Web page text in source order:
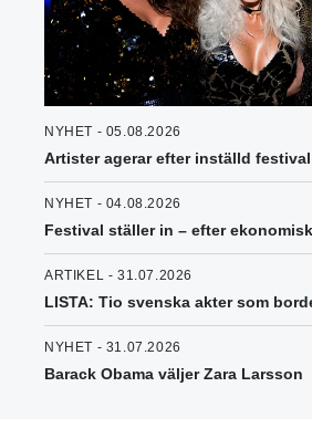
NYHET - 05.08.2026
Artister agerar efter inställd
NYHET - 04.08.2026
Festival ställer in – efter
ARTIKEL - 31.07.2026
LISTA: Tio svenska akter som
NYHET - 31.07.2026
Barack Obama väljer Zara Larsson